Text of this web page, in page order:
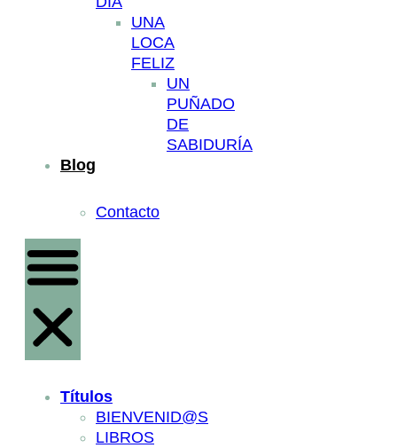
UNA
LOCA
FELIZ
UN
PUÑADO
DE
SABIDURÍA
Blog
Contacto
Títulos
BIENVENID@S
LIBROS